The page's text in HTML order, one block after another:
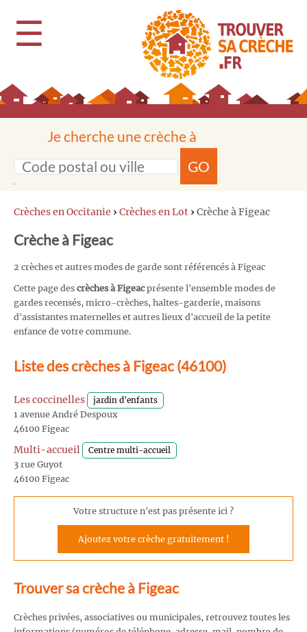
☰
Je cherche une crèche à
GO
Crèches en Occitanie › Crèches en Lot › Crèche à Figeac
Crèche à Figeac
2 crèches et autres modes de garde sont référencés à Figeac
Cette page des crèches à Figeacprésente l'ensemble modes de
gardes recensés, micro-crèches, haltes-garderie, maisons
d'assistantes maternelles et autres lieux d'accueil de la petite
enfance de votre commune.
Liste des crèches à Figeac (46100)
Les coccinelles jardin d'enfants
1 avenue André Despoux
46100 Figeac
Multi-accueil Centre multi-accueil
3 rue Guyot
46100 Figeac
Votre structure n'est pas présente ici ?
Ajoutez votre crèche gratuitement !
Trouver sa crèche à Figeac
Crèches privées, associatives ou municipales, retrouvez toutes les